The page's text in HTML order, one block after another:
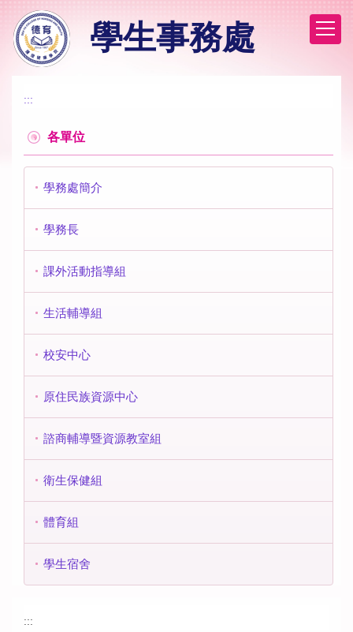
到
主
學生事務處
:::
各單位
學務處簡介
學務長
課外活動指導組
生活輔導組
校安中心
原住民族資源中心
諮商輔導暨資源教室組
衛生保健組
體育組
學生宿舍
:::